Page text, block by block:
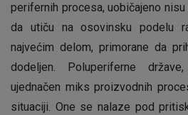
perifernih procesa, uobičajeno
da utiču na osovinsku podelu
najvećim delom, primorane da
dodeljen. Poluperiferne
ujednačen miks proizvodnih
situaciji. One se nalaze pod